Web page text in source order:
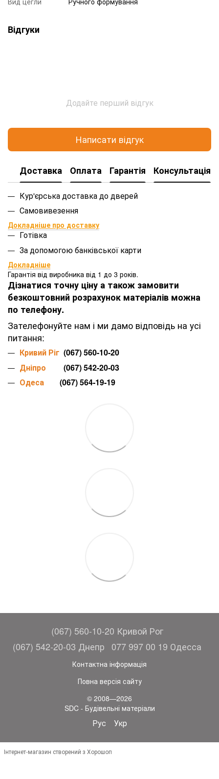
Відгуки
Додайте перший відгук
Написати відгук
Доставка Оплата Гарантія Консультація
Кур'єрська доставка до дверей
Самовивезення
Докладніше про доставку
Готівка
За допомогою банківської карти
Докладніше
Гарантія від виробника від 1 до 3 років.
Дізнатися точну ціну а також замовити
безкоштовний розрахунок матеріалів можна
по телефону.
Зателефонуйте нам і ми дамо відповідь на усі
питання:
Кривий Ріг (067) 560-10-20
Дніпро (067) 542-20-03
Одеса (067) 564-19-19
(067) 560-10-20 Кривой Рог
(067) 542-20-03 Днепр
077 997 00 19 Одесса
Контактна інформація
Повна версія сайту
© 2008—2026
SDC - Будівельні матеріали
Рус Укр
Інтернет-магазин створений з Хорошоп